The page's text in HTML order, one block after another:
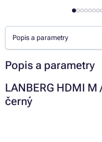
Popis a parametry
Popis a parametry
LANBERG HDMI
černý